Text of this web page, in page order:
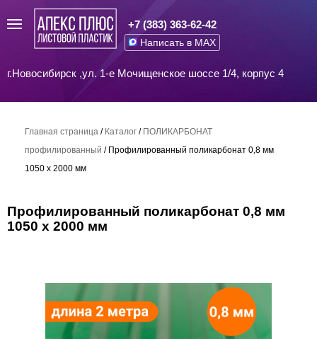
+7 (383) 363-62-42
Написать в MAX
г.Новосибирск ,ул. 1-е Мочищенское шоссе 1/4, корпус 4
Главная страница / Каталог / ПОЛИКАРБОНАТ
профилированный / Профилированный поликарбонат 0,8 мм
1050 х 2000 мм
Профилированный поликарбонат 0,8 мм
1050 х 2000 мм